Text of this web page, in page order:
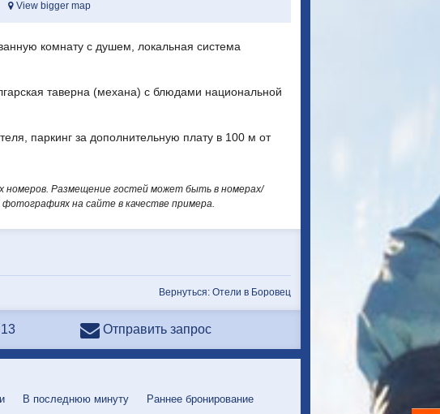
View bigger map
комнату с душем, локальная система
таверна (механа) с блюдами национальной
паркинг за дополнительную плату в 100 м от
номеров. Размещение гостей может быть в номерах/
на сайте в качестве примера.
Вернуться: Отели в Боровец
Отправить запрос
В последнюю минуту Раннее бронирование